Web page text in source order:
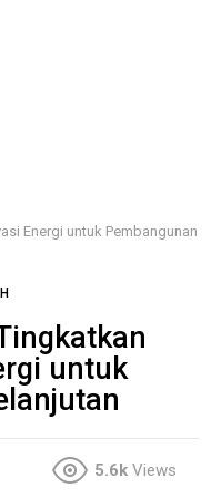
Energi untuk Pembangunan
untuk
5.6k Views